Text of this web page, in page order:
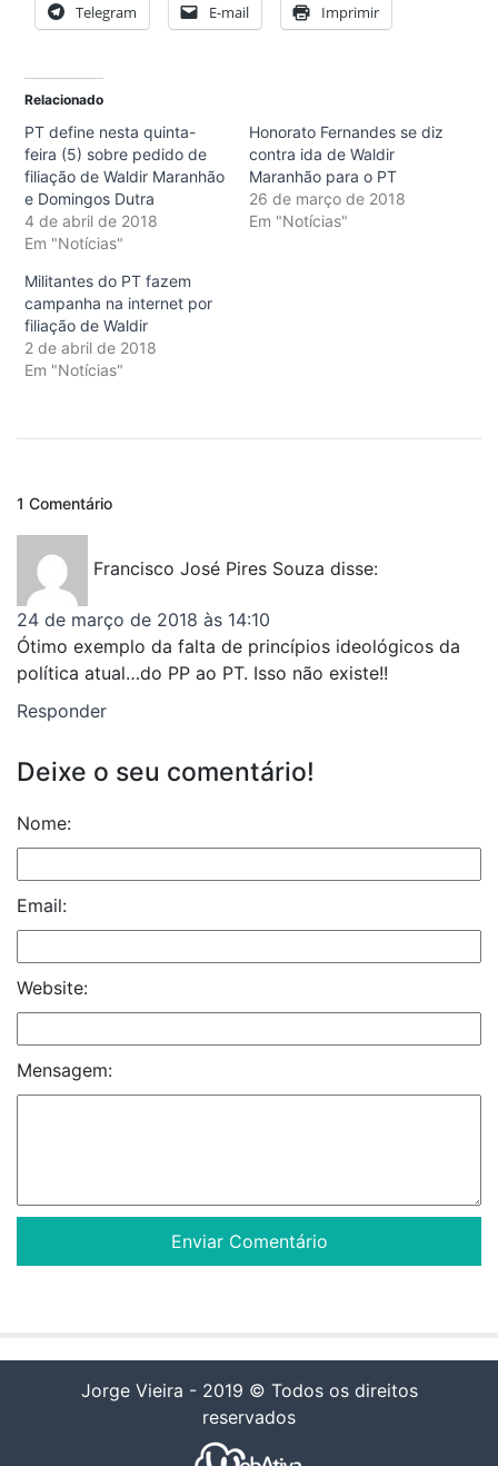
Telegram E-mail Imprimir
Relacionado
PT define nesta quinta-
feira (5) sobre pedido de
filiação de Waldir Maranhão
e Domingos Dutra
4 de abril de 2018
Em "Notícias"
Honorato Fernandes se diz
contra ida de Waldir
Maranhão para o PT
26 de março de 2018
Em "Notícias"
Militantes do PT fazem
campanha na internet por
filiação de Waldir
2 de abril de 2018
Em "Notícias"
1 Comentário
Francisco José Pires Souza disse:
24 de março de 2018 às 14:10
Ótimo exemplo da falta de princípios ideológicos da
política atual…do PP ao PT. Isso não existe!!
Responder
Deixe o seu comentário!
Nome:
Email:
Website:
Mensagem:
Jorge Vieira - 2019 © Todos os direitos
reservados